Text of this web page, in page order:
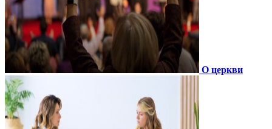
О церкви